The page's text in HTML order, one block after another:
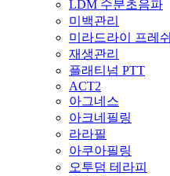
LDM 수분초음파
미백관리
미라드라이 프레쉬
재생관리
플래티넘 PTT
ACT2
아그네스
아크네필링
라라필
아쿠아필링
오투덤 테라피